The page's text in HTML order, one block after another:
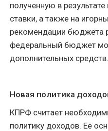
полученную в
ставки, а также на
рекомендации бюджета
федеральный бюджет
дополнительных средств.
Новая политика
КПРФ считает
политику доходов. Её